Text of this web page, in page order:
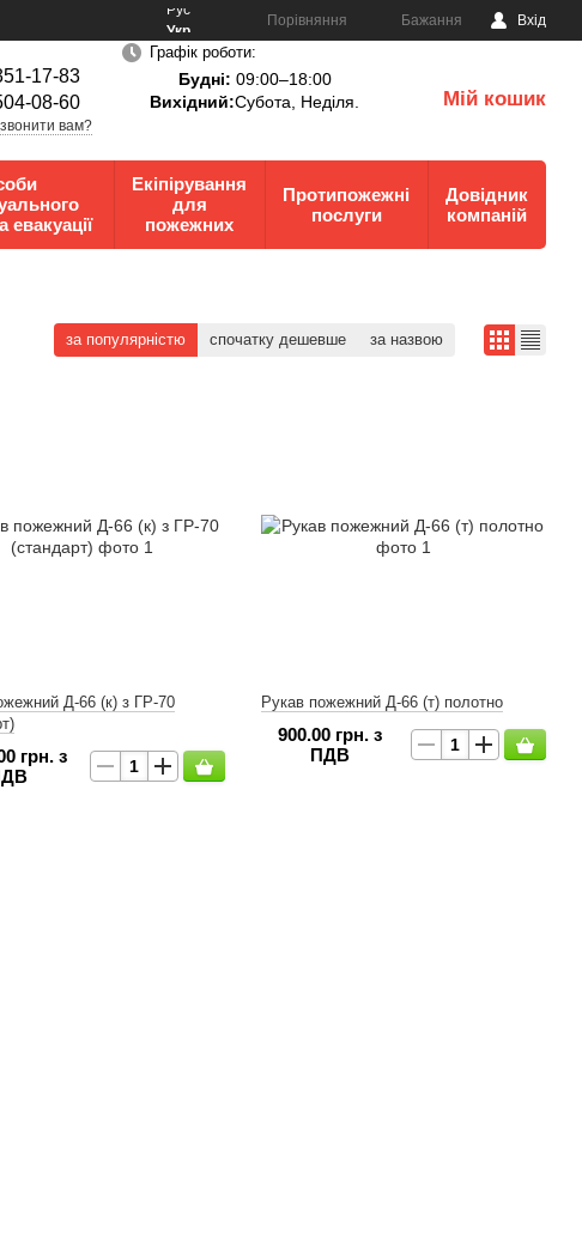
Рус
Укр
Порівняння Бажання Вхід
17-83
08-60
вам?
Графік роботи:
Будні: 09:00–18:00
Вихідний:Субота, Неділя. Мій кошик
евакуації
Екіпірування
для
пожежних
Протипожежні
послуги
Довідник
компаній
за популярністю спочатку дешевше за назвою
Д-66 (к) з ГР-70
грн. з
Рукав пожежний Д-66 (т) полотно
900.00 грн. з
ПДВ